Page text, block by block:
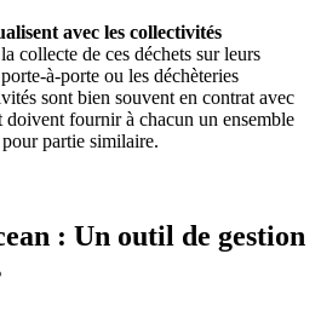
avec les collectivités
collecte de ces déchets sur leurs
à-porte ou les déchèteries
sont bien souvent en contrat avec
doivent fournir à chacun un ensemble
partie similaire.
: Un outil de gestion